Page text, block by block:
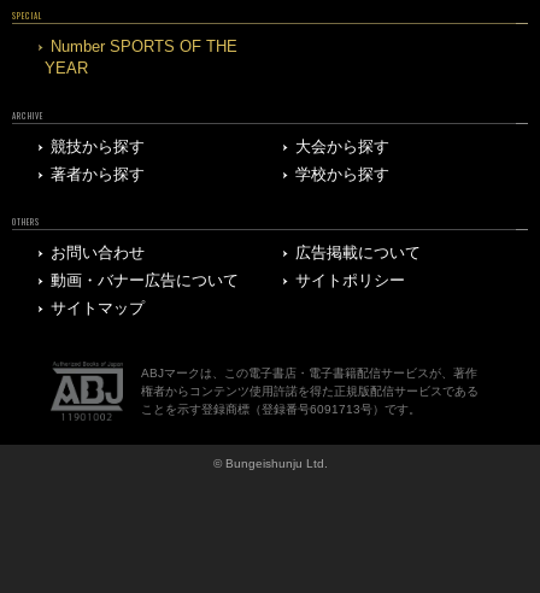
SPECIAL
Number SPORTS OF THE
YEAR
ARCHIVE
競技から探す
大会から探す
著者から探す
学校から探す
OTHERS
お問い合わせ
広告掲載について
動画・バナー広告について
サイトポリシー
サイトマップ
ABJマークは、この電子書店・電子書籍配信サービスが、著作
権者からコンテンツ使用許諾を得た正規版配信サービスである
ことを示す登録商標（登録番号6091713号）です。
© Bungeishunju Ltd.